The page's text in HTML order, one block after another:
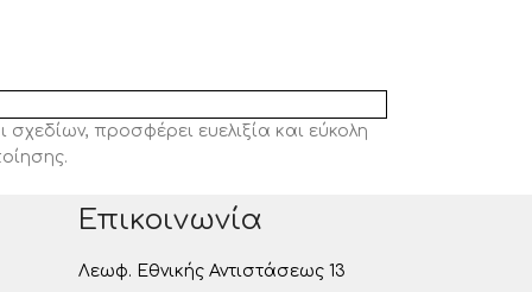
προσφέρει ευελιξία και εύκολη
Επικοινωνία
Λεωφ. Εθνικής Αντιστάσεως 13